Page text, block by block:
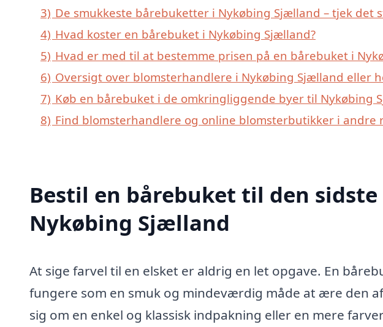
3) De smukkeste bårebuketter i Nykøbing Sjælland – tjek det
4) Hvad koster en bårebuket i Nykøbing Sjælland?
5) Hvad er med til at bestemme prisen på en bårebuket i
6) Oversigt over blomsterhandlere i Nykøbing Sjælland eller
7) Køb en bårebuket i de omkringliggende byer til Nykøbing
8) Find blomsterhandlere og online blomsterbutikker i andre
Bestil en bårebuket til den
Nykøbing Sjælland
At sige farvel til en elsket er aldrig en let opgave. En
fungere som en smuk og mindeværdig måde at ære den
sig om en enkel og klassisk indpakning eller en mere